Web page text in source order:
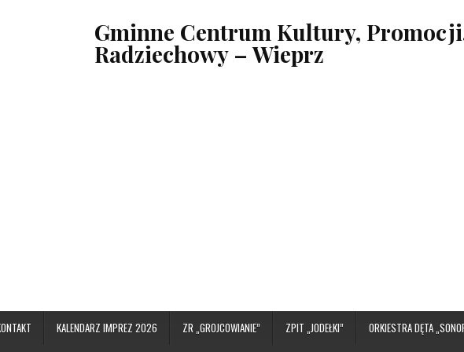
Gminne Centrum Kultury,
Radziechowy – Wieprz
KALENDARZ IMPREZ 2026 ZR „GROJCOWIANIE” ZPIT „JODEŁKI” ORKIESTRA DĘTA